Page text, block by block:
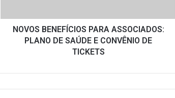
CONVÊNIO
TICKETS
NOVOS BENEFÍCIOS PARA ASSOCIADOS:
PLANO DE SAÚDE E CONVÊNIO DE
TICKETS